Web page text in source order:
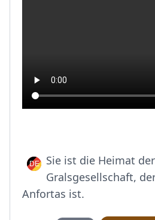
Sie ist die Heimat der
Gralsgesellschaft,
Anfortas ist.